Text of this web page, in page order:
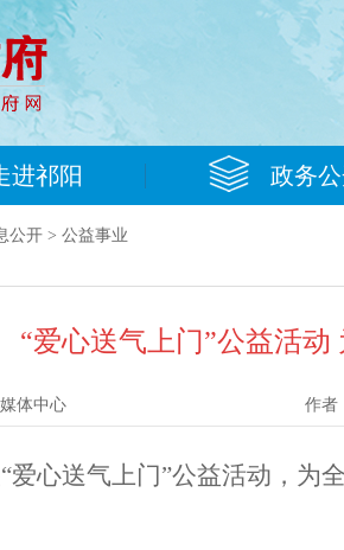
进祁阳 政务
公开 > 公益事业
“爱心送气上门”公益活动
体中心 作者
心送气上门”公益活动，